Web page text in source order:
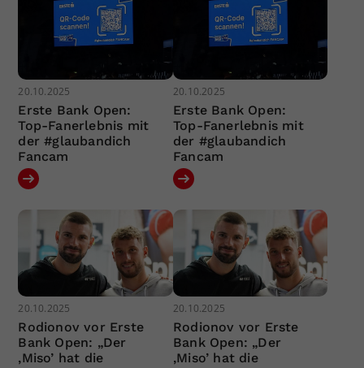
20.10.2025
Erste Bank Open:
Top-Fanerlebnis mit
der #glaubandich
Fancam
20.10.2025
Erste Bank Open:
Top-Fanerlebnis mit
der #glaubandich
Fancam
20.10.2025
Rodionov vor Erste
Bank Open: „Der
‚Miso’ hat die
20.10.2025
Rodionov vor Erste
Bank Open: „Der
‚Miso’ hat die